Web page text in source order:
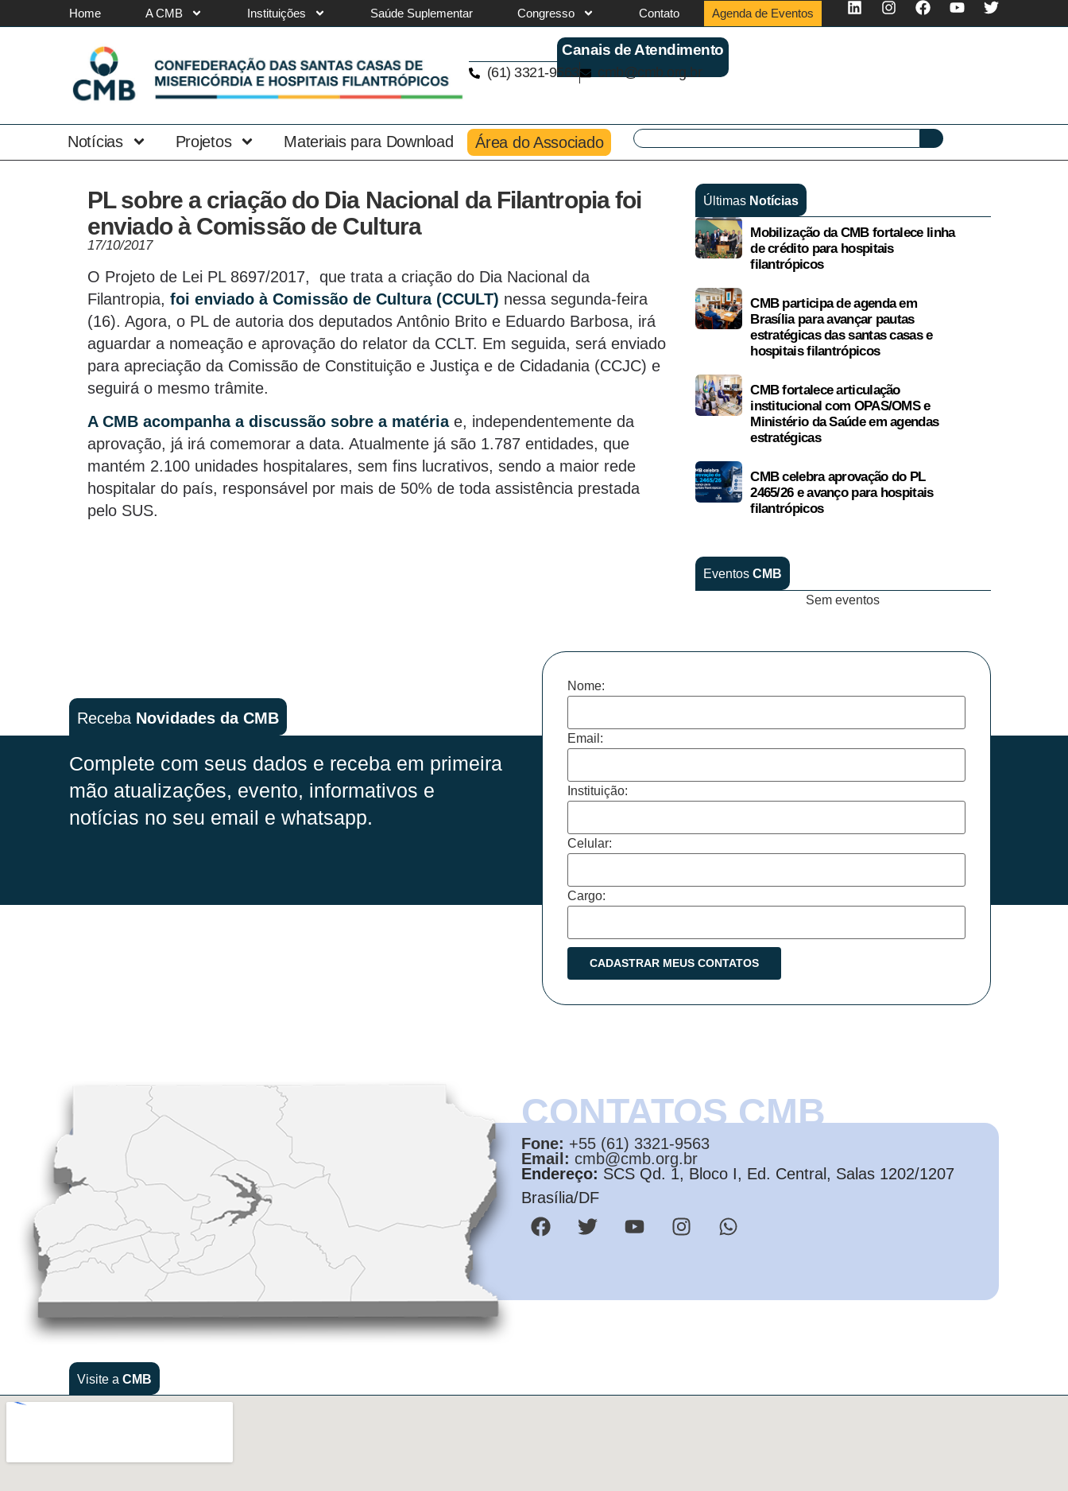
Home A CMB Instituições Saúde Suplementar Congresso Contato Agenda de Eventos
Canais de Atendimento
(61) 3321-9563 cmb@cmb.org.br
Notícias Projetos Materiais para Download Área do Associado
PL sobre a criação do Dia Nacional da Filantropia foi
enviado à Comissão de Cultura
17/10/2017
O Projeto de Lei PL 8697/2017, que trata a criação do Dia Nacional da
Filantropia, foi enviado à Comissão de Cultura (CCULT) nessa segunda-feira
(16). Agora, o PL de autoria dos deputados Antônio Brito e Eduardo Barbosa, irá
aguardar a nomeação e aprovação do relator da CCLT. Em seguida, será enviado
para apreciação da Comissão de Constituição e Justiça e de Cidadania (CCJC) e
seguirá o mesmo trâmite.
A CMB acompanha a discussão sobre a matériae, independentemente da
aprovação, já irá comemorar a data. Atualmente já são 1.787 entidades, que
mantém 2.100 unidades hospitalares, sem fins lucrativos, sendo a maior rede
hospitalar do país, responsável por mais de 50% de toda assistência prestada
pelo SUS.
Últimas Notícias
Mobilização da CMB fortalece linha
de crédito para hospitais
filantrópicos
CMB participa de agenda em
Brasília para avançar pautas
estratégicas das santas casas e
hospitais filantrópicos
CMB fortalece articulação
institucional com OPAS/OMS e
Ministério da Saúde em agendas
estratégicas
CMB celebra aprovação do PL
2465/26 e avanço para hospitais
filantrópicos
Eventos CMB
Sem eventos
Receba Novidades da CMB
Complete com seus dados e receba em primeira
mão atualizações, evento, informativos e
notícias no seu email e whatsapp.
Nome:
Email:
Instituição:
Celular:
Cargo:
CONTATOS CMB
Fone: +55 (61) 3321-9563
Email: cmb@cmb.org.br
Endereço: SCS Qd. 1, Bloco I, Ed. Central, Salas 1202/1207
Brasília/DF
Visite a CMB